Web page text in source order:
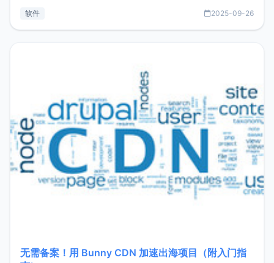
件间频繁切换，仅凭 HexHub 即可同时搞定运维与数据库操
软件 2025-09-26
无需备案！用 Bunny CDN 加速出海项目（附入门指